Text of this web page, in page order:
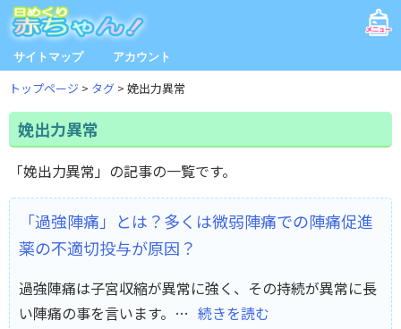
サイトマップ アカウント
トップページ タグ 娩出力異常
娩出力異常
「娩出力異常」の記事の一覧です。
「過強陣痛」とは？多くは微弱陣痛での陣痛促進
薬の不適切投与が原因？
過強陣痛は子宮収縮が異常に強く、その持続が異常に長
い陣痛の事を言います。… 続きを読む